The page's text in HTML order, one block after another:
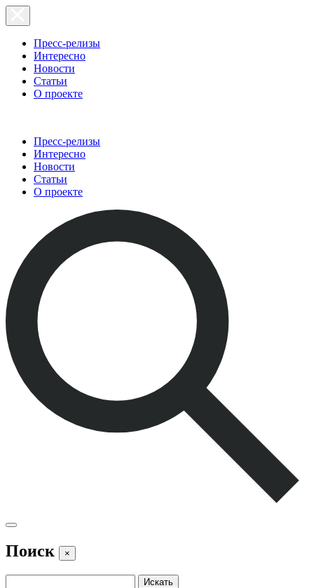
Пресс-релизы
Интересно
Новости
Статьи
О проекте
Пресс-релизы
Интересно
Новости
Статьи
О проекте
Поиск ×